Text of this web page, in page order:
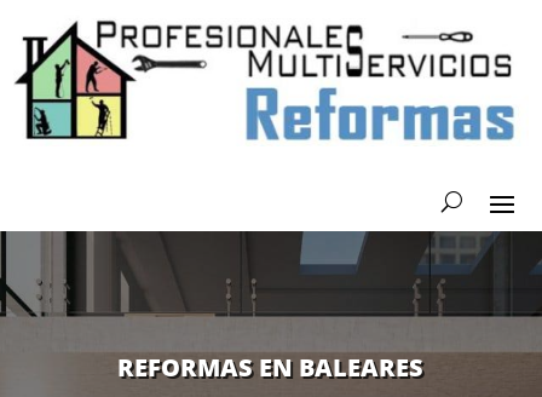
REFORMAS EN BALEARES